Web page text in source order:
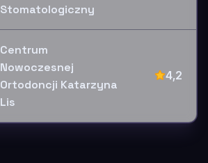
Stomatologiczny
Centrum
Nowoczesnej
Ortodoncji Katarzyna
Lis
4,2